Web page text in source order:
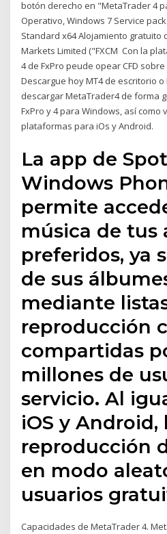
botón derecho en "MetaTrader 4
Operativo, Windows 7 Service
Standard x64 Alojamiento gratuito
Markets Limited ("FXCM Con la
4 de FxPro peude opear CFD
Descargue hoy MT4 de escritorio o
descargar MetaTrader4 de forma
FxPro y 4 para Windows, así
plataformas para iOs y Android.
La app de
Windows
permite
música de tus
preferidos, ya
de sus
mediante
reproducción
compartidas
millones de
servicio. Al
iOS y Android,
reproducción
en modo
usuarios
Capacidades de MetaTrader 4.